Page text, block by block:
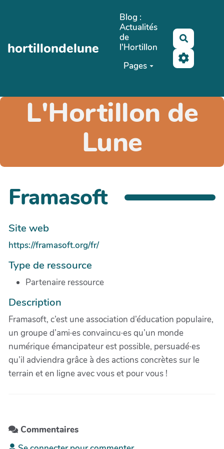
hortillondelune
Blog :
Actualités
de
l'Hortillon
Pages
L'Hortillon de
Lune
Framasoft
Site web
https://framasoft.org/fr/
Type de ressource
Partenaire ressource
Description
Framasoft, c’est une association d’éducation populaire,
un groupe d’ami·es convaincu·es qu’un monde
numérique émancipateur est possible, persuadé·es
qu’il adviendra grâce à des actions concrètes sur le
terrain et en ligne avec vous et pour vous !
Commentaires